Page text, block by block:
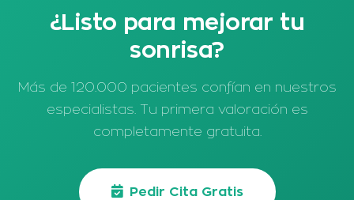
¿Listo para mejorar tu
sonrisa?
Más de 120.000 pacientes confían en nuestros
especialistas. Tu primera valoración es
completamente gratuita.
Pedir Cita Gratis